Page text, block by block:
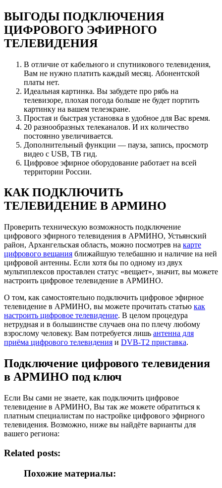
ВЫГОДЫ ПОДКЛЮЧЕНИЯ
ЦИФРОВОГО ЭФИРНОГО
ТЕЛЕВИДЕНИЯ
В отличие от кабельного и спутникового телевидения,
Вам не нужно платить каждый месяц. Абонентской
платы нет.
Идеальная картинка. Вы забудете про рябь на
телевизоре, плохая погода больше не будет портить
картинку на вашем телеэкране.
Простая и быстрая установка в удобное для Вас время.
20 разнообразных телеканалов. И их количество
постоянно увеличивается.
Дополнительный функции — пауза, запись, просмотр
видео с USB, ТВ гид.
Цифровое эфирное оборудование работает на всей
территории России.
КАК ПОДКЛЮЧИТЬ
ТЕЛЕВИДЕНИЕ В АРМИНО
Проверить техническую возможность подключение
цифрового эфирного телевидения в АРМИНО, Устьянский
район, Архангельская область, можно посмотрев на карте
цифрового вещания ближайшую телебашню и наличие на ней
цифровой антенны. Если хотя бы по одному из двух
мультиплексов проставлен статус «вещает», значит, вы можете
настроить цифровое телевидение в АРМИНО.
О том, как самостоятельно подключить цифровое эфирное
телевидение в АРМИНО, вы можете прочитать статью как
настроить цифровое телевидение. В целом процедура
нетрудная и в большинстве случаев она по плечу любому
взрослому человеку. Вам потребуется лишь антенна для
приёма цифрового телевидения и DVB-T2 приставка.
Подключение цифрового телевидения
в АРМИНО под ключ
Если Вы сами не знаете, как подключить цифровое
телевидение в АРМИНО, Вы так же можете обратиться к
платным специалистам по настройке цифрового эфирного
телевидения. Возможно, ниже вы найдёте варианты для
вашего региона:
Related posts:
Похожие материалы: